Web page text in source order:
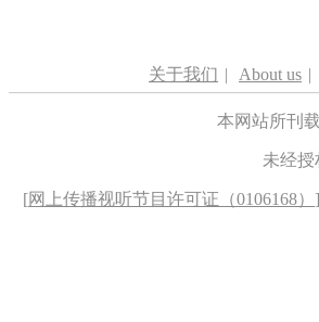
关于我们 | About us |
本网站所刊
未经
[网上传播视听节目许可证（0106168）